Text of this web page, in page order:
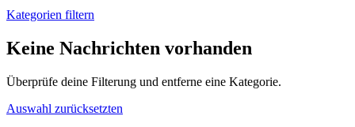
Kategorien filtern
Keine Nachrichten vorhanden
Überprüfe deine Filterung und entferne eine Kategorie.
Auswahl zurücksetzten